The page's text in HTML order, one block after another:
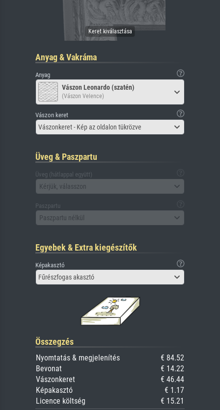
Anyag & Vakráma
Anyag
Vászon Leonardo (szatén)
(Vászon Velence)
Vászon keret
Vászonkeret - Kép az oldalon tükrözve
Üveg & Paszpartu
Üveg (hátlappal együtt)
Kérjük, válasszon
Paszpartu
Paszpartu nélkül
Egyebek & Extra kiegészítők
Képakasztó
Fűrészfogas akasztó
Összegzés
Nyomtatás & megjelenítés
€ 84.52
Bevonat
€ 14.22
Vászonkeret
€ 46.44
Képakasztó
€ 1.17
Licence költség
€ 15.21